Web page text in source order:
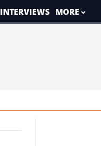
INTERVIEWS MORE